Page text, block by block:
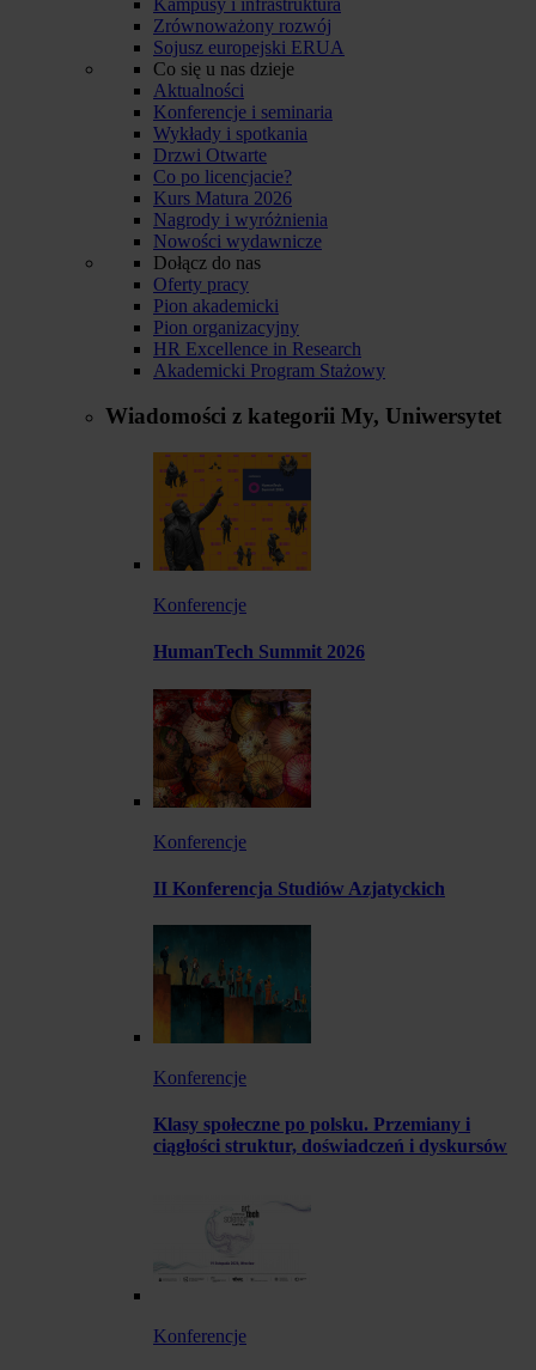
Zrównoważony rozwój
Sojusz europejski ERUA
Co się u nas dzieje
Aktualności
Konferencje i seminaria
Wykłady i spotkania
Drzwi Otwarte
Co po licencjacie?
Kurs Matura 2026
Nagrody i wyróżnienia
Nowości wydawnicze
Dołącz do nas
Oferty pracy
Pion akademicki
Pion organizacyjny
HR Excellence in Research
Akademicki Program Stażowy
Wiadomości z kategorii My, Uniwersytet
Konferencje
HumanTech Summit 2026
Konferencje
II Konferencja Studiów Azjatyckich
Konferencje
Klasy społeczne po polsku. Przemiany i
ciągłości struktur, doświadczeń i dyskursów
Konferencje